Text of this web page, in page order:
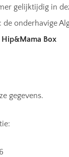
gelijktijdig in
: de onderhavige
Box
gegevens.